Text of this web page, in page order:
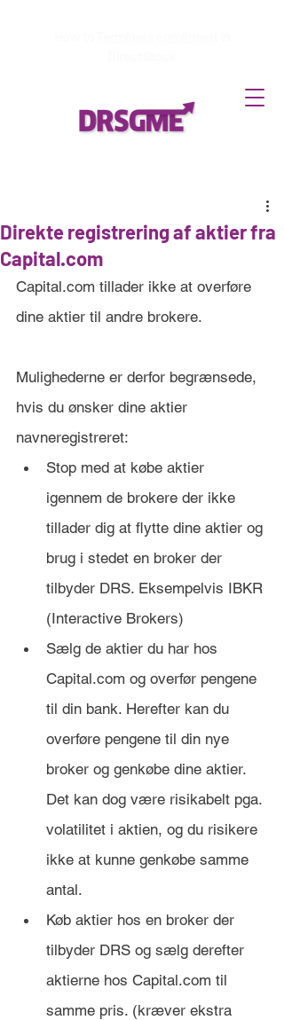
Direkte registrering af aktier fra
Capital.com
Capital.com tillader ikke at overføre
dine aktier til andre brokere.
Mulighederne er derfor begrænsede,
hvis du ønsker dine aktier
navneregistreret:
Stop med at købe aktier
igennem de brokere der ikke
tillader dig at flytte dine aktier og
brug i stedet en broker der
tilbyder DRS. Eksempelvis IBKR
(Interactive Brokers)
Sælg de aktier du har hos
Capital.com og overfør pengene
til din bank. Herefter kan du
overføre pengene til din nye
broker og genkøbe dine aktier.
Det kan dog være risikabelt pga.
volatilitet i aktien, og du risikere
ikke at kunne genkøbe samme
antal.
Køb aktier hos en broker der
tilbyder DRS og sælg derefter
aktierne hos Capital.com til
samme pris. (kræver ekstra